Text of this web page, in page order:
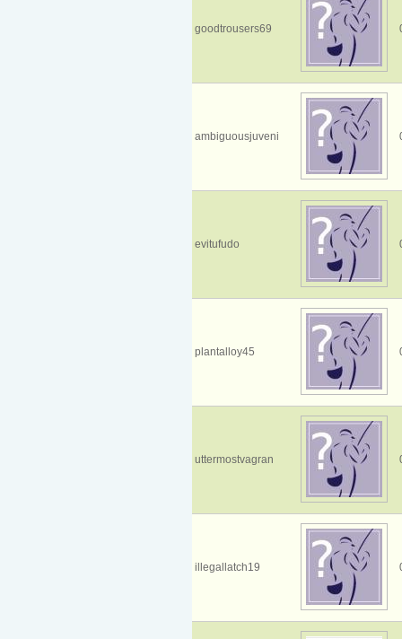
goodtrousers69
ambiguousjuveni
evitufudo
plantalloy45
uttermostvagran
illegallatch19